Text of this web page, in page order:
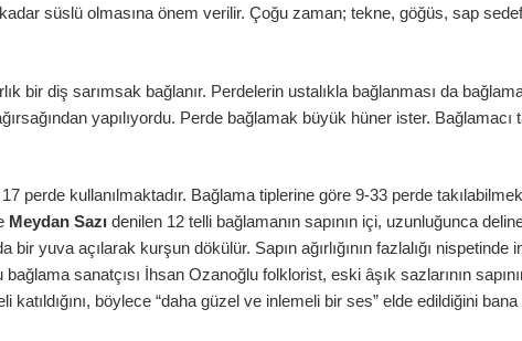
süslü olmasına önem verilir. Çoğu zaman; tekne, göğüs, sap
bir diş sarımsak bağlanır. Perdelerin ustalıkla bağlanması da
yapılıyordu. Perde bağlamak büyük hüner ister. Bağlamacı
perde kullanılmaktadır. Bağlama tiplerine göre 9-33 perde
Meydan Sazı denilen 12 telli bağlamanın sapının içi, uzunluğunca
bir yuva açılarak kurşun dökülür. Sapın ağırlığının fazlalığı nispetinde
bağlama sanatçısı İhsan Ozanoğlu folklorist, eski âşık sazlarının
katıldığını, böylece “daha güzel ve inlemeli bir ses” elde edildiğini